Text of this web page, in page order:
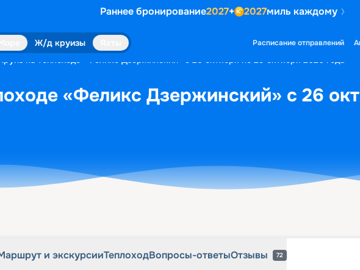
Раннее бронирование2027+ 2027миль каждому
Ж/д круизы Расписание отправлений
на теплоходе «Феликс Дзержинский» с 26 октября по 29 октября 2026 года
«Феликс Дзержинский» с 26
и экскурсииТеплоходВопросы-ответыОтзывы 72